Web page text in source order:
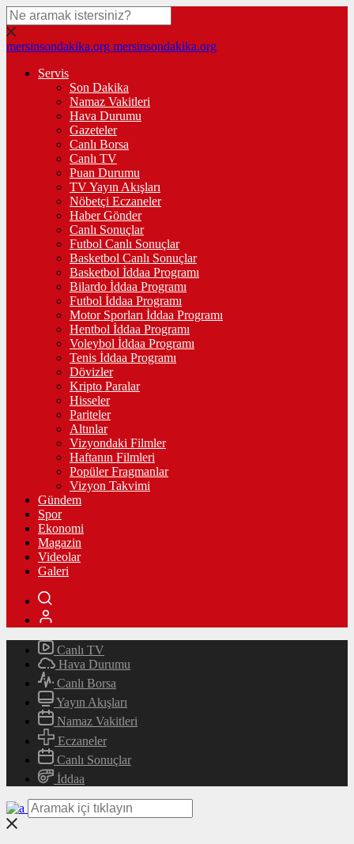
mersinsondakika.org mersinsondakika.org
Servis
Son Dakika
Namaz Vakitleri
Hava Durumu
Gazeteler
Canlı Borsa
Canlı TV
Puan Durumu
TV Yayın Akışları
Nöbetçi Eczaneler
Haber Gönder
Canlı Sonuçlar
Futbol Canlı Sonuçlar
Basketbol Canlı Sonuçlar
Basketbol İddaa Programı
Bilardo İddaa Programı
Futbol İddaa Programı
Motor Sporları İddaa Programı
Hentbol İddaa Programı
Voleybol İddaa Programı
Tenis İddaa Programı
Dövizler
Kripto Paralar
Hisseler
Pariteler
Altınlar
Vizyondaki Filmler
Haftanın Filmleri
Popüler Fragmanlar
Vizyon Takvimi
Gündem
Spor
Ekonomi
Magazin
Videolar
Galeri
Canlı TV
Hava Durumu
Canlı Borsa
Yayın Akışları
Namaz Vakitleri
Eczaneler
Canlı Sonuçlar
İddaa